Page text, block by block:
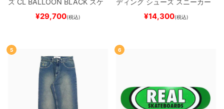
ートボード スケボー
¥29,700(税込)
スーパースターSUPERSTAR A
BLACK/WHITE/WHITE
ー
¥14,300(税込)
5 6